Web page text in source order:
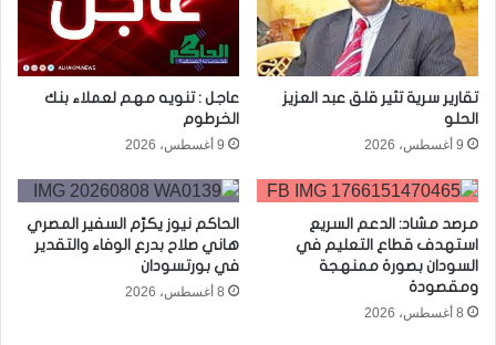
تقارير سرية تثير قلق عبد العزيز
الحلو
9 أغسطس، 2026
عاجل : تنويه مهم لعملاء بنك
الخرطوم
9 أغسطس، 2026
مرصد مشاد: الدعم السريع
استهدف قطاع التعليم في
السودان بصورة ممنهجة
ومقصودة
8 أغسطس، 2026
الحاكم نيوز يكرّم السفير المصري
هاني صلاح بدرع الوفاء والتقدير
في بورتسودان
8 أغسطس، 2026